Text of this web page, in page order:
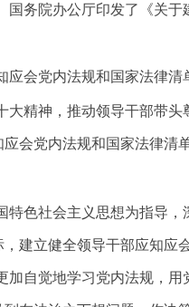
国务院办公厅印发了《关
应会党内法规和国家法律清
大精神，推动领导干部带
会党内法规和国家法律清
特色社会主义思想为指导
建立健全领导干部应知应
加自觉地学习党内法规，